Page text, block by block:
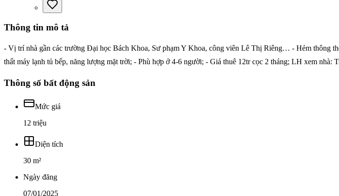
Thông tin mô tả
- Vị trí nhà gần các trường Đại học Bách Khoa, Sư phạm Y Khoa, công viên Lê Thị Riêng… - Hẻm thông
thất máy lạnh tủ bếp, năng lượng mặt trời; - Phù hợp ở 4-6 người; - Giá thuê 12tr cọc 2 tháng; LH xem nhà:
Thông số bất động sản
Mức giá
12 triệu
Diện tích
30 m²
Ngày đăng
07/01/2025